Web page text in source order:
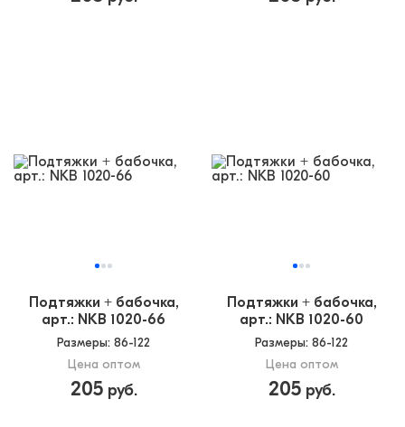
Подтяжки + бабочка,
арт.: NKB 1020-66
Размеры: 86-122
Цена оптом
205руб.
Подтяжки + бабочка,
арт.: NKB 1020-60
Размеры: 86-122
Цена оптом
205руб.